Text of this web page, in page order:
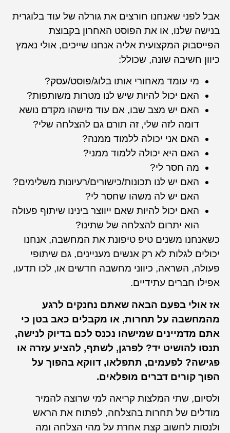
אבל לפני שאנחנו חורצים את גורלה של עוד בלוגרית
בנישה שלנו, או את הפוסט האחרון בקבוצת
הפייסבוק המקצועית אליה אנחנו שייכים, אולי נאמץ
כיוון חשיבה שונה, שכולל:
מי עומד מאחורי אותו בלוג/פוסט/עסק?
האם יכול להיות שיש לנו מטרות משותפות?
האם יש מצב שבו, אם עוד מישהו מקדם נושא
דומה לזה שלי, זה תורם גם להצלחה שלי?
האם אני יכולה ללמוד ממנה?
האם היא יכולה ללמוד ממני?
מה חסר לי?
האם יש לנו תכונות/כישורים/רעיונות משלימים?
האם יש לה משהו שחסר לי?
האם יכול להיות שאם ייווצר בינינו שיתוף פעולה
הוא יתרום להצלחה של שתינו?
כשאנחנו משנים טיפ טיפונת את המחשבה, אנחנו
יכולים לגלות לא רק אנשים מעניינים, גם שיתופי
פעולה, השראה, כיווני מחשבה חדשים או, לכו תדעו,
אפילו חברים עתידיים.
אז אולי בפעם הבאה שאתם נחנקים לרגע
מהמחשבה על תחרות, או מקבלים כאב בטן כי
אתם מדמיינים שמישהו נכנס לכם בדיוק לנישה,
תנסו להושיט יד? לפרגן, לשתף, להציע עזרה או
פגישה? לפעמים, תתפלאו, דווקא בהפוך על
הפוך קורים דברים מופלאים.
ולסיום, שתי המלצות קריאה למי שרוצה להמיר
מודלים של תחרות בהצלחה, לפתוח את הראש
ולנסות לחשוב קצת אחרת על מהי הצלחה ומה